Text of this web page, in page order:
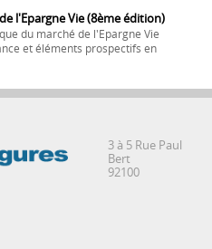
l'Epargne Vie (8ème édition)
du marché de l'Epargne Vie
et éléments prospectifs en
3 à 5 Rue Paul
Bert
92100